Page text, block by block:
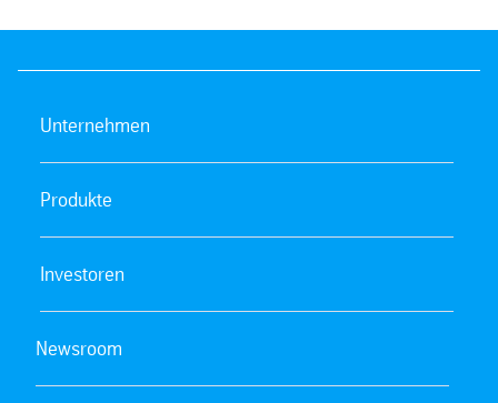
Unternehmen
Produkte
Investoren
Newsroom